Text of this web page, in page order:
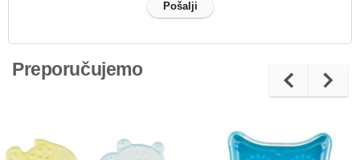
Preporučujemo